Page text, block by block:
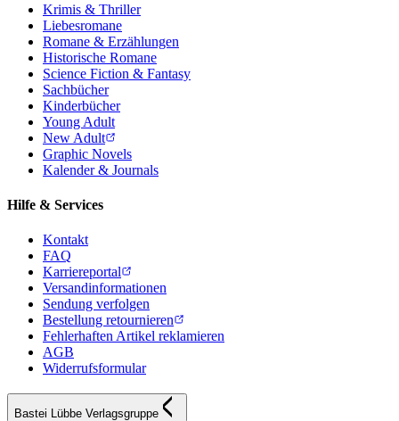
Krimis & Thriller
Liebesromane
Romane & Erzählungen
Historische Romane
Science Fiction & Fantasy
Sachbücher
Kinderbücher
Young Adult
New Adult
Graphic Novels
Kalender & Journals
Hilfe & Services
Kontakt
FAQ
Karriereportal
Versandinformationen
Sendung verfolgen
Bestellung retournieren
Fehlerhaften Artikel reklamieren
AGB
Widerrufsformular
Bastei Lübbe Verlagsgruppe